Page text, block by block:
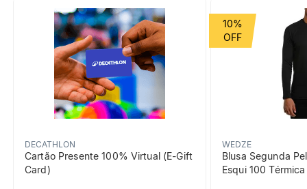
Grupo de Esporte Raquetes
beneficiosDoProduto
DECATHLON
Cartão Presente 100% Virtual (E-Gift
Card)
WEDZE
Blusa Segunda
Esqui 100
10%